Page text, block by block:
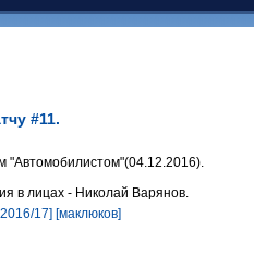
#11.
"Автомобилистом"(04.12.2016).
в лицах - Николай Варянов.
17] [маклюков]